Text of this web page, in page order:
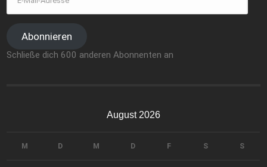
Abonnieren
Schließe dich 600 anderen Abonnenten an
August 2026
M D M D F S S